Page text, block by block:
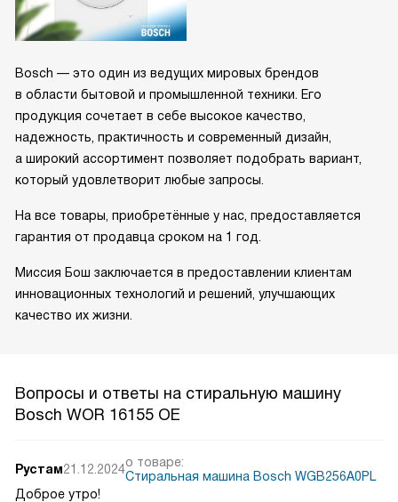
Bosch — это один из ведущих мировых брендов
в области бытовой и промышленной техники. Его
продукция сочетает в себе высокое качество,
надежность, практичность и современный дизайн,
а широкий ассортимент позволяет подобрать вариант,
который удовлетворит любые запросы.
На все товары, приобретённые у нас, предоставляется
гарантия от продавца сроком на 1 год.
Миссия Бош заключается в предоставлении клиентам
инновационных технологий и решений, улучшающих
качество их жизни.
Вопросы и ответы на стиральную машину
Bosch WOR 16155 OE
Рустам21.12.2024о товаре:
Стиральная машина Bosch WGB256A0PL
Доброе утро!